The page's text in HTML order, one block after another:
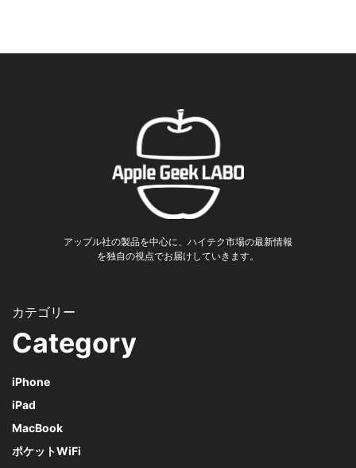
アップル社の製品を中心に、ハイテク市場の最新情報
を独自の視点でお届けしていきます。
Category
iPhone
iPad
MacBook
ポケットWiFi